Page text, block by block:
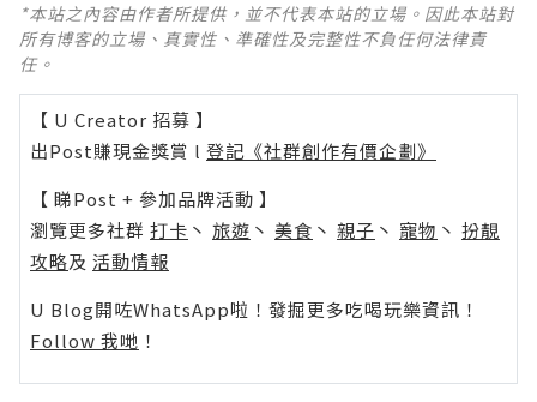
*本站之內容由作者所提供，並不代表本站的立場。因此本站對
所有博客的立場、真實性、準確性及完整性不負任何法律責
任。
【 U Creator 招募 】
出Post賺現金獎賞 l 登記《社群創作有價企劃》
【 睇Post + 參加品牌活動 】
瀏覽更多社群 打卡 丶 旅遊 丶 美食 丶 親子 丶 寵物 丶 扮靚
攻略及 活動情報
U Blog開咗WhatsApp啦！發掘更多吃喝玩樂資訊！
Follow 我哋 ！